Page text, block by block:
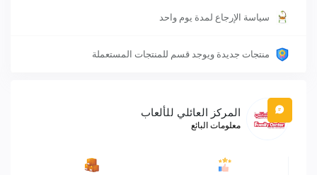
سياسة الإرجاع لمدة يوم واحد
منتجات جديدة ويوجد قسم للمنتجات المستعملة
المركز العائلي للألعاب
معلومات البائع